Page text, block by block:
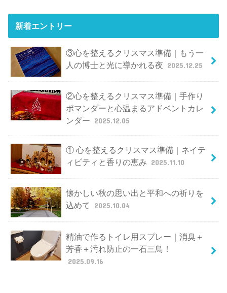
新着エントリー
③心を整えるクリスマス準備｜もう一
人の博士と光に導かれる夜 2025.12.25
②心を整えるクリスマス準備｜手作り
ポマンダーと心温まるアドベントカレ
ンダー 2025.12.05
① 心を整えるクリスマス準備｜ネイテ
ィビティと香りの恵み 2025.11.10
懐かしい秋の思い出と平和への祈りを
込めて
2025.10.04
精油で作るトイレ用スプレー｜消臭＋
芳香＋汚れ防止の一石三鳥！
2025.09.16